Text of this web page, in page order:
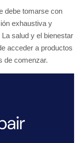
debe tomarse con
exhaustiva y
salud y el bienestar
acceder a productos
de comenzar.